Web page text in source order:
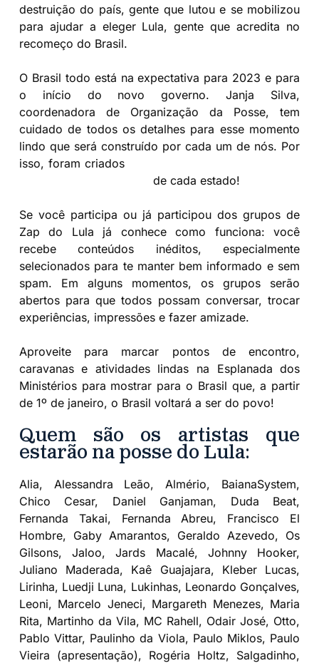
destruição do país, gente que lutou e se mobilizou
para ajudar a eleger Lula, gente que acredita no
recomeço do Brasil.
O Brasil todo está na expectativa para 2023 e para
o início do novo governo. Janja Silva,
coordenadora de Organização da Posse, tem
cuidado de todos os detalhes para esse momento
lindo que será construído por cada um de nós. Por
isso, foram criados
de cada estado!
Se você participa ou já participou dos grupos de
Zap do Lula já conhece como funciona: você
recebe conteúdos inéditos, especialmente
selecionados para te manter bem informado e sem
spam. Em alguns momentos, os grupos serão
abertos para que todos possam conversar, trocar
experiências, impressões e fazer amizade.
Aproveite para marcar pontos de encontro,
caravanas e atividades lindas na Esplanada dos
Ministérios para mostrar para o Brasil que, a partir
de 1º de janeiro, o Brasil voltará a ser do povo!
Quem são os artistas que
estarão na posse do Lula:
Alia, Alessandra Leão, Almério, BaianaSystem,
Chico Cesar, Daniel Ganjaman, Duda Beat,
Fernanda Takai, Fernanda Abreu, Francisco El
Hombre, Gaby Amarantos, Geraldo Azevedo, Os
Gilsons, Jaloo, Jards Macalé, Johnny Hooker,
Juliano Maderada, Kaê Guajajara, Kleber Lucas,
Lirinha, Luedji Luna, Lukinhas, Leonardo Gonçalves,
Leoni, Marcelo Jeneci, Margareth Menezes, Maria
Rita, Martinho da Vila, MC Rahell, Odair José, Otto,
Pablo Vittar, Paulinho da Viola, Paulo Miklos, Paulo
Vieira (apresentação), Rogéria Holtz, Salgadinho,